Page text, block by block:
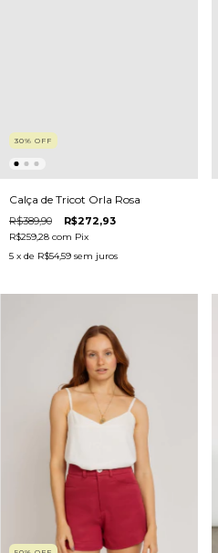
30% OFF
Calça de Tricot Orla Rosa
R$389,90 R$272,93
R$259,28 com Pix
5 x de R$54,59 sem juros